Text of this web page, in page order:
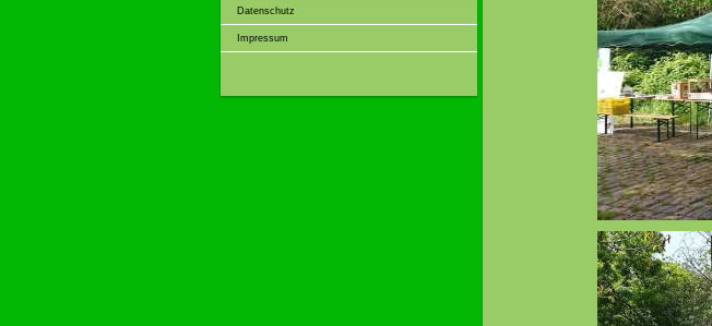
Datenschutz
Impressum